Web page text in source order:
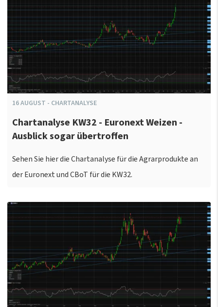
16AUGUST - CHARTANALYSE
Chartanalyse KW32 - Euronext Weizen -
Ausblick sogar übertroffen
Sehen Sie hier die Chartanalyse für die Agrarprodukte an
der Euronext und CBoT für die KW32.